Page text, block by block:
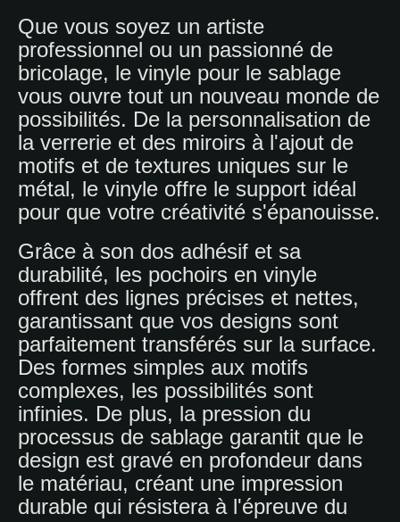
Que vous soyez un artiste
professionnel ou un passionné de
bricolage, le vinyle pour le sablage
vous ouvre tout un nouveau monde de
possibilités. De la personnalisation de
la verrerie et des miroirs à l'ajout de
motifs et de textures uniques sur le
métal, le vinyle offre le support idéal
pour que votre créativité s'épanouisse.
Grâce à son dos adhésif et sa
durabilité, les pochoirs en vinyle
offrent des lignes précises et nettes,
garantissant que vos designs sont
parfaitement transférés sur la surface.
Des formes simples aux motifs
complexes, les possibilités sont
infinies. De plus, la pression du
processus de sablage garantit que le
design est gravé en profondeur dans
le matériau, créant une impression
durable qui résistera à l'épreuve du